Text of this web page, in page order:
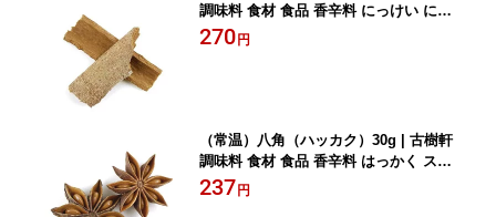
調味料 食材 食品 香辛料 にっけい にっ
き ニッキ 本場 中華料理 販売 通販
270 円
（常温）八角（ハッカク）30g | 古樹軒
調味料 食材 食品 香辛料 はっかく スタ
ーアニス 本場 中華料理 販売 通販
237 円